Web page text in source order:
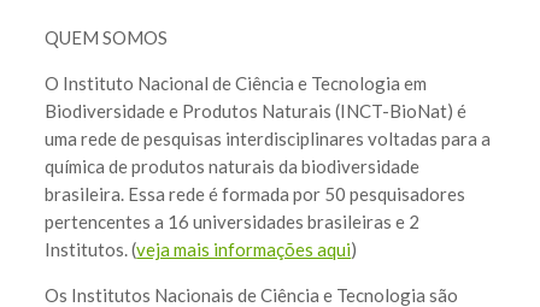
QUEM SOMOS
O Instituto Nacional de Ciência e Tecnologia em
Biodiversidade e Produtos Naturais (INCT-BioNat) é
uma rede de pesquisas interdisciplinares voltadas para a
química de produtos naturais da biodiversidade
brasileira. Essa rede é formada por 50 pesquisadores
pertencentes a 16 universidades brasileiras e 2
Institutos. (veja mais informações aqui)
Os Institutos Nacionais de Ciência e Tecnologia são